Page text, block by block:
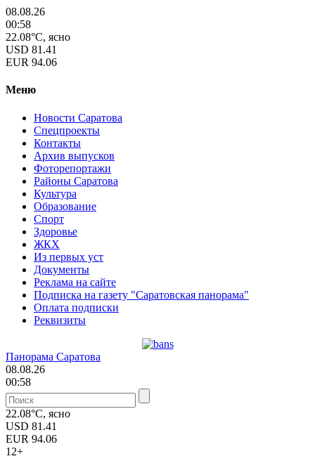
08.08.26
00:58
22.08°C, ясно
USD 81.41
EUR 94.06
Меню
Новости Саратова
Спецпроекты
Контакты
Архив выпусков
Фоторепортажи
Районы Саратова
Культура
Образование
Спорт
Здоровье
ЖКХ
Из пеpвых уст
Документы
Реклама на сайте
Подписка на газету "Саратовская панорама"
Оплата подписки
Реквизиты
Панорама Саратова
08.08.26
00:58
22.08°C, ясно
USD 81.41
EUR 94.06
12+